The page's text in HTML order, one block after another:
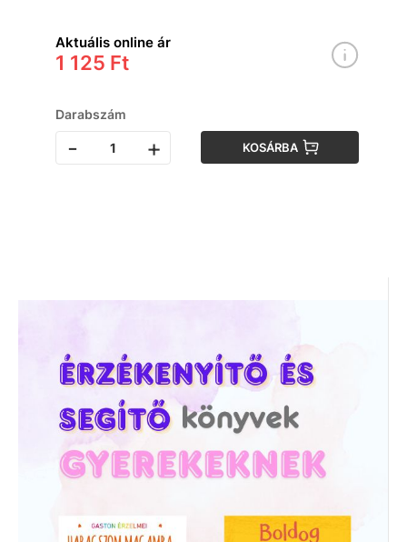
Aktuális online ár
1 125 Ft
Darabszám
- + KOSÁRBA